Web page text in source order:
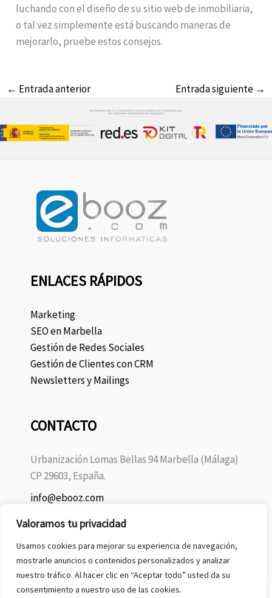
Valoramos tu privacidad
Usamos cookies para mejorar su experiencia de navegación,
mostrarle anuncios o contenidos personalizados y analizar
nuestro tráfico. Al hacer clic en “Aceptar todo” usted da su
consentimiento a nuestro uso de las cookies.
luchando con el diseño de su sitio web de inmobiliaria,
o tal vez simplemente está buscando maneras de
mejorarlo, pruebe estos consejos.
← Entrada anterior Entrada siguiente →
ENLACES RÁPIDOS
Marketing
SEO en Marbella
Gestión de Redes Sociales
Gestión de Clientes con CRM
Newsletters y Mailings
CONTACTO
Urbanización Lomas Bellas 94 Marbella (Málaga)
CP 29603, España.
info@ebooz.com
+34 675 10 01 59
Copyright © 2026 Ebooz.com